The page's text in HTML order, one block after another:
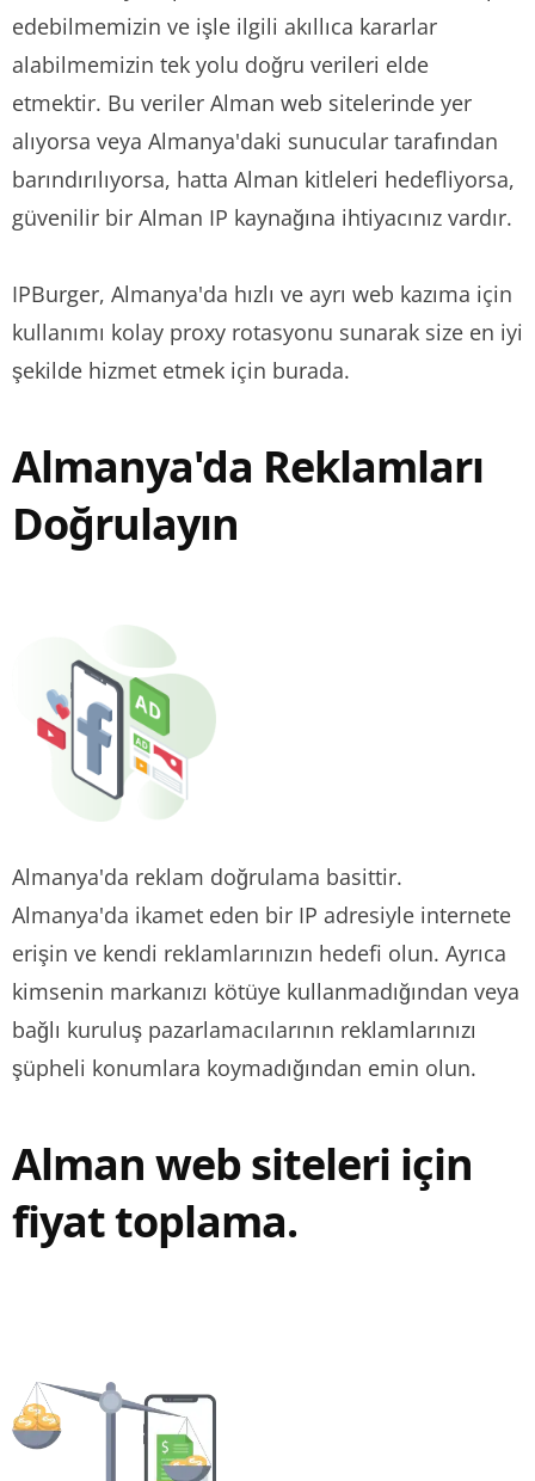
edebilmemizin ve işle ilgili akıllıca kararlar
alabilmemizin tek yolu doğru verileri elde
etmektir. Bu veriler Alman web sitelerinde yer
alıyorsa veya Almanya'daki sunucular tarafından
barındırılıyorsa, hatta Alman kitleleri hedefliyorsa,
güvenilir bir Alman IP kaynağına ihtiyacınız vardır.
IPBurger, Almanya'da hızlı ve ayrı web kazıma için
kullanımı kolay proxy rotasyonu sunarak size en iyi
şekilde hizmet etmek için burada.
Almanya'da Reklamları
Doğrulayın
Almanya'da reklam doğrulama basittir.
Almanya'da ikamet eden bir IP adresiyle internete
erişin ve kendi reklamlarınızın hedefi olun. Ayrıca
kimsenin markanızı kötüye kullanmadığından veya
bağlı kuruluş pazarlamacılarının reklamlarınızı
şüpheli konumlara koymadığından emin olun.
Alman web siteleri için
fiyat toplama.